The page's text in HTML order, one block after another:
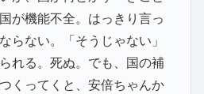
が機能不全。はっきり言っ
らない。「そうじゃない」
れる。死ぬ。でも、国の補
くってくと、安倍ちゃんか